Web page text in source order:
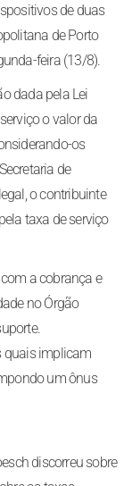
de duas
de Porto
feira (13/8).
dada pela Lei
o valor da
os
de
o contribuinte
taxa de serviço
a cobrança e
no Órgão
quais implicam
um ônus
discorreu sobre